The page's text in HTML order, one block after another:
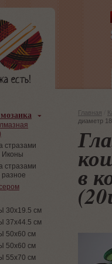
Главная
диаметр
в
стразами
Иконы
стразами
разное
30х19.5 см
37х44.5 см
50х60 см
50х60 см
55х70 см